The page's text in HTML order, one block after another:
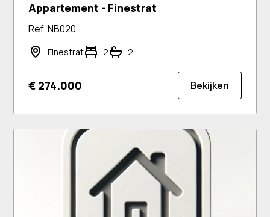
Appartement - Finestrat
Ref. NB020
Finestrat 2 2
€ 274.000 Bekijken